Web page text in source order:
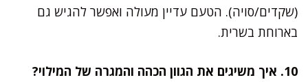
(שקדים/סויה). הטעם עדיין מעולה ואפשר להגיש גם
בארוחת בשרית.
10. איך משיגים את הגוון הכהה והמגרה של המילוי?